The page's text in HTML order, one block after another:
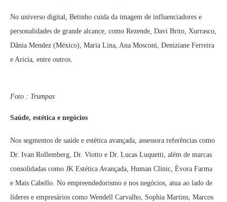
No universo digital, Betinho cuida da imagem de influenciadores e
personalidades de grande alcance, como Rezende, Davi Brito, Xurrasco,
Dânia Mendez (México), Maria Lina, Ana Mosconi, Deniziane Ferreira
e Aricia, entre outros.
Foto : Trumpas
Saúde, estética e negócios
Nos segmentos de saúde e estética avançada, assessora referências como
Dr. Ivan Rollemberg, Dr. Viotto e Dr. Lucas Luquetti, além de marcas
consolidadas como JK Estética Avançada, Human Clinic, Évora Farma
e Mais Cabello. No empreendedorismo e nos negócios, atua ao lado de
líderes e empresários como Wendell Carvalho, Sophia Martins, Marcos